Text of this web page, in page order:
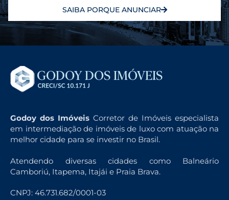
SAIBA PORQUE ANUNCIAR
Godoy dos Imóveis Corretor de Imóveis especialista
em intermediação de imóveis de luxo com atuação na
melhor cidade para se investir no Brasil.
Atendendo diversas cidades como Balneário
Camboriú, Itapema, Itajái e Praia Brava.
CNPJ: 46.731.682/0001-03